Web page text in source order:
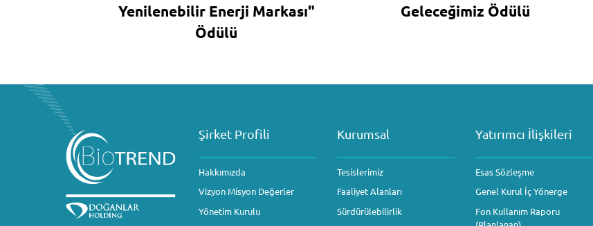
Yenilenebilir Enerji Markası"
Ödülü
Geleceğimiz Ödülü
Şirket Profili
Hakkımızda
Vizyon Misyon Değerler
Yönetim Kurulu
Kurumsal
Tesislerimiz
Faaliyet Alanları
Sürdürülebilirlik
Yatırımcı İlişkileri
Esas Sözleşme
Genel Kurul İç Yönerge
Fon Kullanım Raporu